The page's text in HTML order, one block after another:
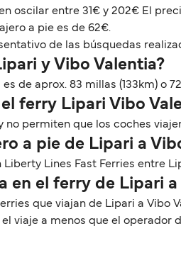
oscilar entre 31€ y 202€ El
a pie es de 62€.
de las búsquedas
y Vibo Valentia?
de aprox. 83 millas (133km) o
ferry Lipari Vibo
permiten que los coches
a pie de Lipari a
Lines Fast Ferries entre
en el ferry de Lipari a
que viajan de Lipari a Vibo
viaje a menos que el